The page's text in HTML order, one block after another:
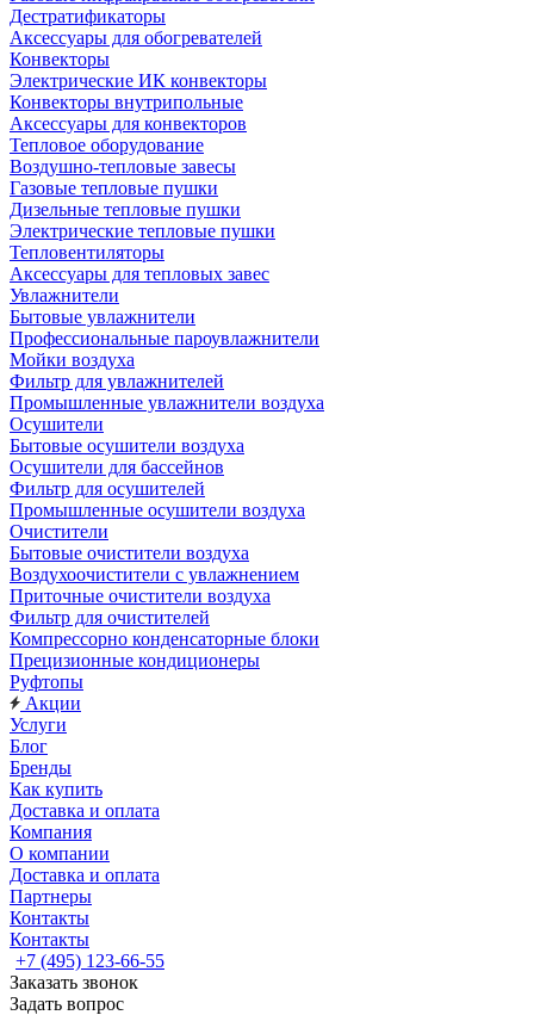
Дестратификаторы
Аксессуары для обогревателей
Конвекторы
Электрические ИК конвекторы
Конвекторы внутрипольные
Аксессуары для конвекторов
Тепловое оборудование
Воздушно-тепловые завесы
Газовые тепловые пушки
Дизельные тепловые пушки
Электрические тепловые пушки
Тепловентиляторы
Аксессуары для тепловых завес
Увлажнители
Бытовые увлажнители
Профессиональные пароувлажнители
Мойки воздуха
Фильтр для увлажнителей
Промышленные увлажнители воздуха
Осушители
Бытовые осушители воздуха
Осушители для бассейнов
Фильтр для осушителей
Промышленные осушители воздуха
Очистители
Бытовые очистители воздуха
Воздухоочистители с увлажнением
Приточные очистители воздуха
Фильтр для очистителей
Компрессорно конденсаторные блоки
Прецизионные кондиционеры
Руфтопы
Акции
Услуги
Блог
Бренды
Как купить
Доставка и оплата
Компания
О компании
Доставка и оплата
Партнеры
Контакты
Контакты
+7 (495) 123-66-55
Заказать звонок
Задать вопрос